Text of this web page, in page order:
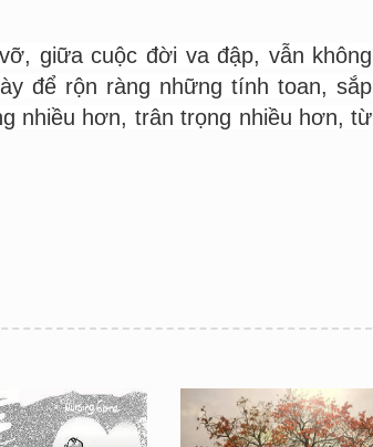
giữa cuộc đời va đập, vẫn không
để rộn ràng những tính toan, sắp
nhiều hơn, trân trọng nhiều hơn, từ